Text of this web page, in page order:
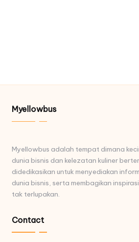
Myellowbus
Myellowbus adalah tempat dimana
dunia bisnis dan kelezatan kuliner
didedikasikan untuk menyediakan
dunia bisnis, serta membagikan
tak terlupakan.
Contact